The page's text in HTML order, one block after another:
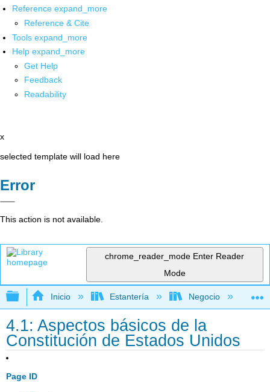
Reference expand_more
Reference & Cite
Tools expand_more
Help expand_more
Get Help
Feedback
Readability
x
selected template will load here
Error
This action is not available.
chrome_reader_mode Enter Reader
Mode
Expandir/contraer jerarquía global
Inicio Estantería Negocio
4.1: Aspectos básicos de la
Constitución de Estados Unidos
Page ID